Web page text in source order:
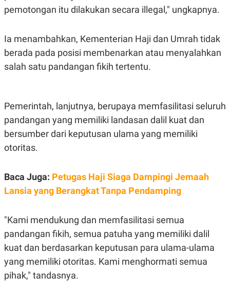
E
R
R
T
I
G
K
D
I
A
I
D
SITEMAPPROFILETERM
OF
USE
PEMBERITAAN
PRIVACY
POLICY
pemotongan itu dilakukan secara illegal," ungkapnya.
Ia menambahkan, Kementerian Haji dan Umrah tidak
berada pada posisi membenarkan atau menyalahkan
salah satu pandangan fikih tertentu.
Pemerintah, lanjutnya, berupaya memfasilitasi seluruh
pandangan yang memiliki landasan dalil kuat dan
bersumber dari keputusan ulama yang memiliki
otoritas.
Baca Juga: Petugas Haji Siaga Dampingi Jemaah
Lansia yang Berangkat Tanpa Pendamping
"Kami mendukung dan memfasilitasi semua
pandangan fikih, semua patuha yang memiliki dalil
kuat dan berdasarkan keputusan para ulama-ulama
yang memiliki otoritas. Kami menghormati semua
pihak," tandasnya.